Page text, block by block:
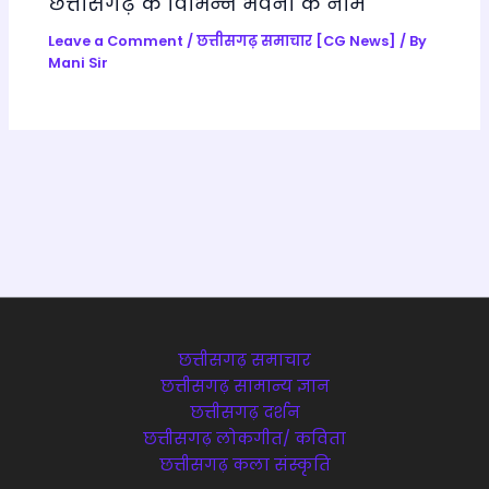
Leave a Comment /छत्तीसगढ़ समाचार [CG News] / By
Mani Sir
छत्तीसगढ़ समाचार
छत्तीसगढ़ सामान्य ज्ञान
छत्तीसगढ़ दर्शन
छत्तीसगढ़ लोकगीत/ कविता
छत्तीसगढ़ कला संस्कृति